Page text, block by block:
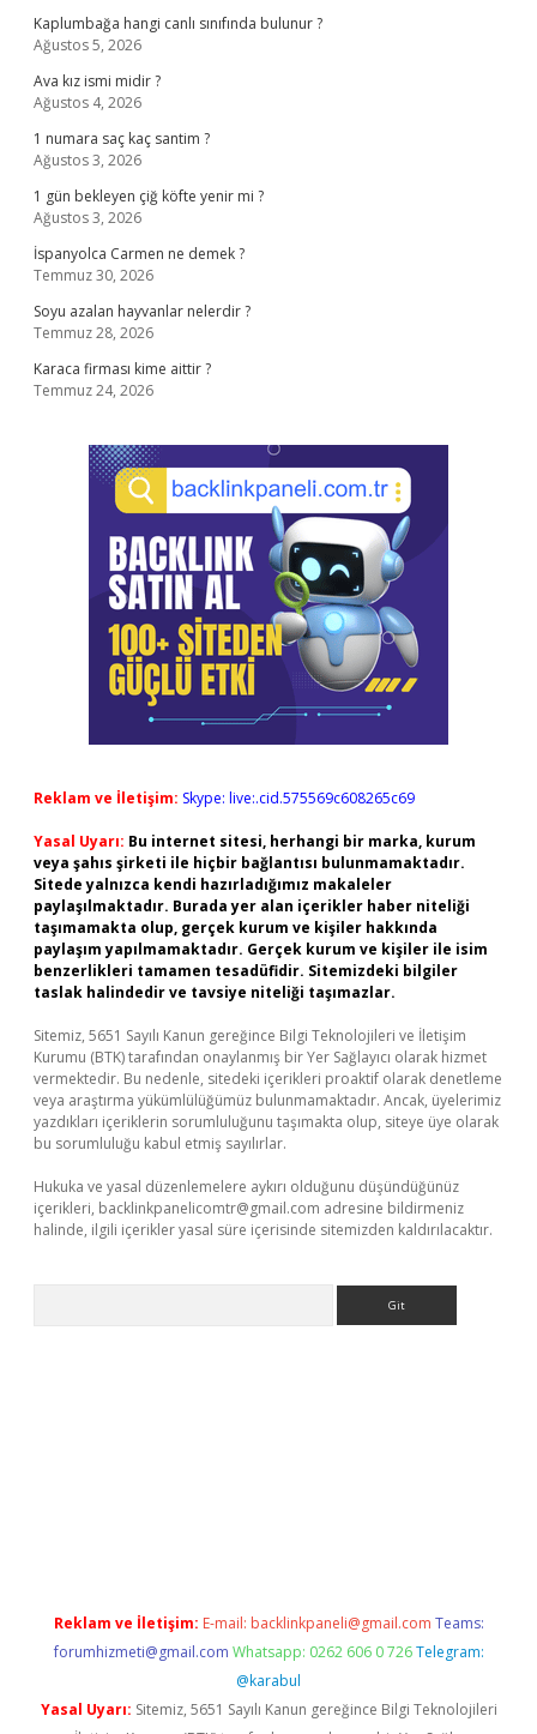
Kaplumbağa hangi canlı sınıfında bulunur ?
Ağustos 5, 2026
Ava kız ismi midir ?
Ağustos 4, 2026
1 numara saç kaç santim ?
Ağustos 3, 2026
1 gün bekleyen çiğ köfte yenir mi ?
Ağustos 3, 2026
İspanyolca Carmen ne demek ?
Temmuz 30, 2026
Soyu azalan hayvanlar nelerdir ?
Temmuz 28, 2026
Karaca firması kime aittir ?
Temmuz 24, 2026
Reklam ve İletişim: Skype: live:.cid.575569c608265c69
Yasal Uyarı: Bu internet sitesi, herhangi bir marka, kurum
veya şahıs şirketi ile hiçbir bağlantısı bulunmamaktadır.
Sitede yalnızca kendi hazırladığımız makaleler
paylaşılmaktadır. Burada yer alan içerikler haber niteliği
taşımamakta olup, gerçek kurum ve kişiler hakkında
paylaşım yapılmamaktadır. Gerçek kurum ve kişiler ile isim
benzerlikleri tamamen tesadüfidir. Sitemizdeki bilgiler
taslak halindedir ve tavsiye niteliği taşımazlar.
Sitemiz, 5651 Sayılı Kanun gereğince Bilgi Teknolojileri ve İletişim
Kurumu (BTK) tarafından onaylanmış bir Yer Sağlayıcı olarak hizmet
vermektedir. Bu nedenle, sitedeki içerikleri proaktif olarak denetleme
veya araştırma yükümlülüğümüz bulunmamaktadır. Ancak, üyelerimiz
yazdıkları içeriklerin sorumluluğunu taşımakta olup, siteye üye olarak
bu sorumluluğu kabul etmiş sayılırlar.
Hukuka ve yasal düzenlemelere aykırı olduğunu düşündüğünüz
içerikleri, backlinkpanelicomtr@gmail.com adresine bildirmeniz
halinde, ilgili içerikler yasal süre içerisinde sitemizden kaldırılacaktır.
Reklam ve İletişim: E-mail: backlinkpaneli@gmail.com Teams:
forumhizmeti@gmail.com Whatsapp: 0262 606 0 726 Telegram:
@karabul
Yasal Uyarı: Sitemiz, 5651 Sayılı Kanun gereğince Bilgi Teknolojileri